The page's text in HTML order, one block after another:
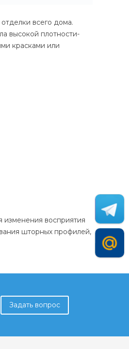
всего дома.
высокой плотности-
красками или
восприятия
шторных профилей,
Задать вопрос